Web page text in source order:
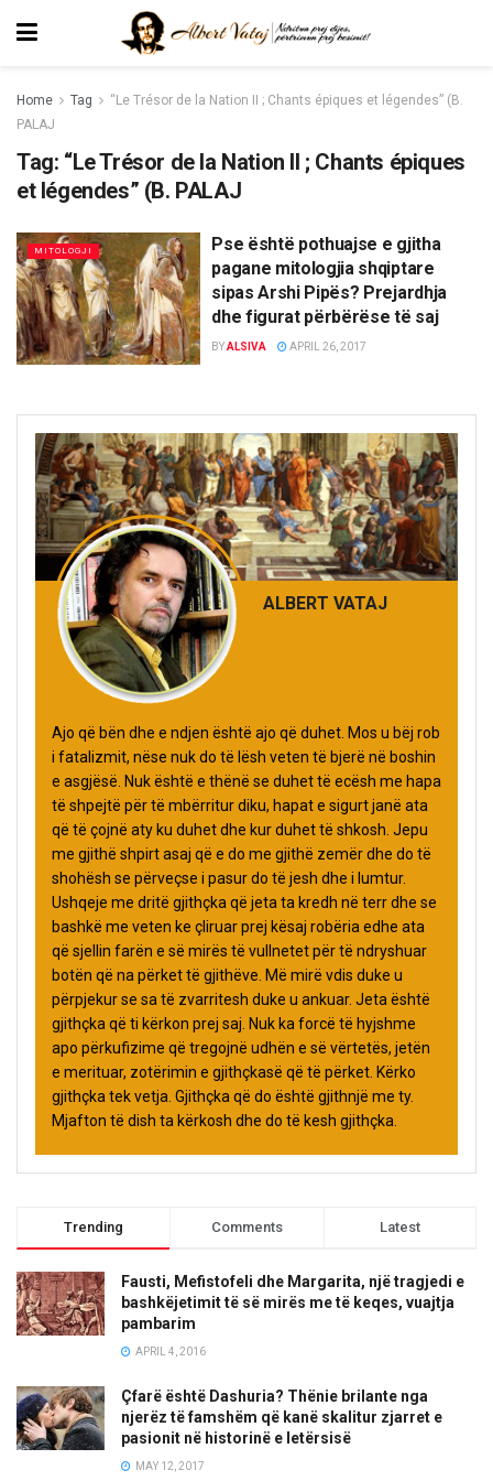
Home Tag
“Le Trésor de la Nation II ; Chants épiques et légendes” (B.
PALAJ
Tag: “Le Trésor de la Nation II ; Chants épiques
et légendes” (B. PALAJ
MITOLOGJI
Pse është pothuajse e gjitha
pagane mitologjia shqiptare
sipas Arshi Pipës? Prejardhja
dhe figurat përbërëse të saj
BYALSIVA APRIL 26, 2017
ALBERT VATAJ
Ajo që bën dhe e ndjen është ajo që duhet. Mos u bëj rob
i fatalizmit, nëse nuk do të lësh veten të bjerë në boshin
e asgjësë. Nuk është e thënë se duhet të ecësh me hapa
të shpejtë për të mbërritur diku, hapat e sigurt janë ata
që të çojnë aty ku duhet dhe kur duhet të shkosh. Jepu
me gjithë shpirt asaj që e do me gjithë zemër dhe do të
shohësh se përveçse i pasur do të jesh dhe i lumtur.
Ushqeje me dritë gjithçka që jeta ta kredh në terr dhe se
bashkë me veten ke çliruar prej kësaj robëria edhe ata
që sjellin farën e së mirës të vullnetet për të ndryshuar
botën që na përket të gjithëve. Më mirë vdis duke u
përpjekur se sa të zvarritesh duke u ankuar. Jeta është
gjithçka që ti kërkon prej saj. Nuk ka forcë të hyjshme
apo përkufizime që tregojnë udhën e së vërtetës, jetën
e merituar, zotërimin e gjithçkasë që të përket. Kërko
gjithçka tek vetja. Gjithçka që do është gjithnjë me ty.
Mjafton të dish ta kërkosh dhe do të kesh gjithçka.
Trending Comments Latest
Fausti, Mefistofeli dhe Margarita, një tragjedi e
bashkëjetimit të së mirës me të keqes, vuajtja
pambarim
APRIL 4, 2016
Çfarë është Dashuria? Thënie brilante nga
njerëz të famshëm që kanë skalitur zjarret e
pasionit në historinë e letërsisë
MAY 12, 2017